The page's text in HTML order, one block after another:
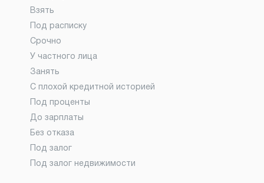
Взять
Под расписку
Срочно
У частного лица
Занять
С плохой кредитной историей
Под проценты
До зарплаты
Без отказа
Под залог
Под залог недвижимости